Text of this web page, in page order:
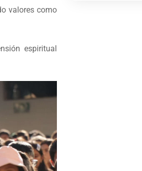
valores como
espiritual